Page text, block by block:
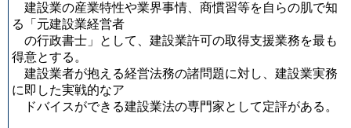
建設業の産業特性や業界事情、商慣習等を自らの肌で知
る「元建設業経営者
の行政書士」として、建設業許可の取得支援業務を最も
得意とする。
建設業者が抱える経営法務の諸問題に対し、建設業実務
に即した実戦的なア
ドバイスができる建設業法の専門家として定評がある。